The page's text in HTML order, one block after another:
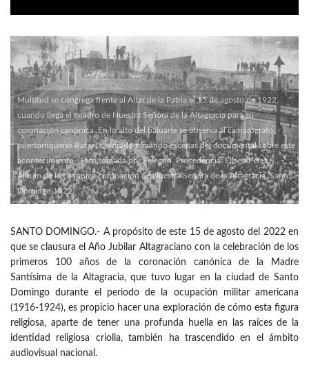
Multitud se congrega frente al Altar de la Patria el 15 de agosto de 1922,
cuando llega el cuadro de Nuestra Señora de la Altagracia para su
coronación canónica. En lo alto del baluarte se observa al camarógrafo
puertorriqueño Rafael Colorado filmando escenas del documental sobre este
acontecimiento. (Foto tomada por Pelegrín. Procedencia: Eliseo Pérez S.,
Álbum de la canónica coronación de Nuestra Señora de la Altagracia. Santo
Domingo 1922)
SANTO DOMINGO.- A propósito de este 15 de agosto del 2022 en
que se clausura el Año Jubilar Altagraciano con la celebración de los
primeros 100 años de la coronación canónica de la Madre
Santísima de la Altagracia, que tuvo lugar en la ciudad de Santo
Domingo durante el periodo de la ocupación militar americana
(1916-1924), es propicio hacer una exploración de cómo esta figura
religiosa, aparte de tener una profunda huella en las raíces de la
identidad religiosa criolla, también ha trascendido en el ámbito
audiovisual nacional.